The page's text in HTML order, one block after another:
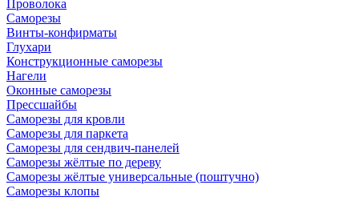
Проволока
Саморезы
Винты-конфирматы
Глухари
Конструкционные саморезы
Нагели
Оконные саморезы
Прессшайбы
Саморезы для кровли
Саморезы для паркета
Саморезы для сендвич-панелей
Саморезы жёлтые по дереву
Саморезы жёлтые универсальные (поштучно)
Саморезы клопы